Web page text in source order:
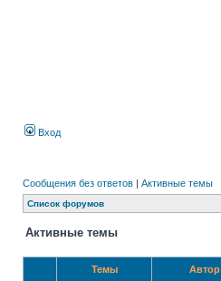
Вход
Сообщения без ответов | Активные темы
Список форумов
Активные темы
Темы Автор